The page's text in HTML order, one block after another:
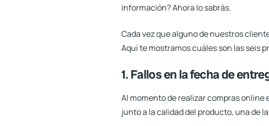
información? Ahora lo sabrás.
Cada vez que alguno de nuestros
Aquí te mostramos cuáles son las seis
1. Fallos en la fecha de
Al momento de realizar compras online
junto a la calidad del producto, una de